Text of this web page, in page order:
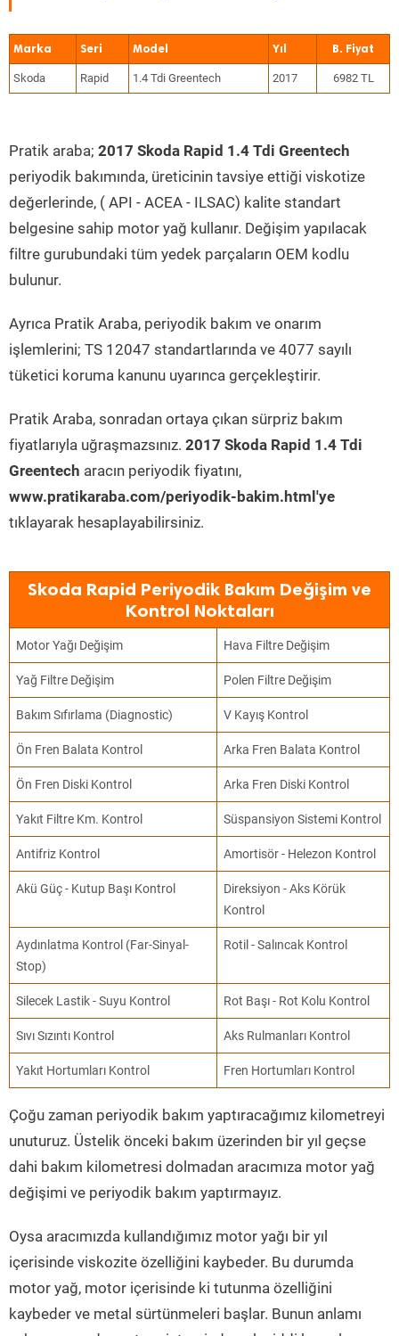
Marka Seri Model Yıl
Skoda Rapid 1.4 Tdi Greentech 2017 6982 TL
Pratik araba; 2017 Skoda Rapid 1.4 Tdi Greentech
periyodik bakımında, üreticinin tavsiye ettiği viskotize
değerlerinde, ( API - ACEA - ILSAC) kalite standart
belgesine sahip motor yağ kullanır. Değişim yapılacak
filtre gurubundaki tüm yedek parçaların OEM kodlu
bulunur.
Ayrıca Pratik Araba, periyodik bakım ve onarım
işlemlerini; TS 12047 standartlarında ve 4077 sayılı
tüketici koruma kanunu uyarınca gerçekleştirir.
Pratik Araba, sonradan ortaya çıkan sürpriz bakım
fiyatlarıyla uğraşmazsınız. 2017 Skoda Rapid 1.4 Tdi
Greentech aracın periyodik fiyatını,
www.pratikaraba.com/periyodik-bakim.html'ye
tıklayarak hesaplayabilirsiniz.
Skoda Rapid Periyodik Bakım Değişim ve
Kontrol Noktaları
Motor Yağı Değişim Hava Filtre Değişim
Yağ Filtre Değişim Polen Filtre Değişim
Bakım Sıfırlama (Diagnostic) V Kayış Kontrol
Ön Fren Balata Kontrol Arka Fren Balata Kontrol
Ön Fren Diski Kontrol Arka Fren Diski Kontrol
Yakıt Filtre Km. Kontrol Süspansiyon Sistemi Kontrol
Antifriz Kontrol Amortisör - Helezon Kontrol
Akü Güç - Kutup Başı Kontrol
Direksiyon - Aks Körük
Kontrol
Aydınlatma Kontrol (Far-Sinyal-
Stop)
Rotil - Salıncak Kontrol
Silecek Lastik - Suyu Kontrol Rot Başı - Rot Kolu Kontrol
Sıvı Sızıntı Kontrol Aks Rulmanları Kontrol
Yakıt Hortumları Kontrol Fren Hortumları Kontrol
Çoğu zaman periyodik bakım yaptıracağımız kilometreyi
unuturuz. Üstelik önceki bakım üzerinden bir yıl geçse
dahi bakım kilometresi dolmadan aracımıza motor yağ
değişimi ve periyodik bakım yaptırmayız.
Oysa aracımızda kullandığımız motor yağı bir yıl
içerisinde viskozite özelliğini kaybeder. Bu durumda
motor yağ, motor içerisinde ki tutunma özelliğini
kaybeder ve metal sürtünmeleri başlar. Bunun anlamı